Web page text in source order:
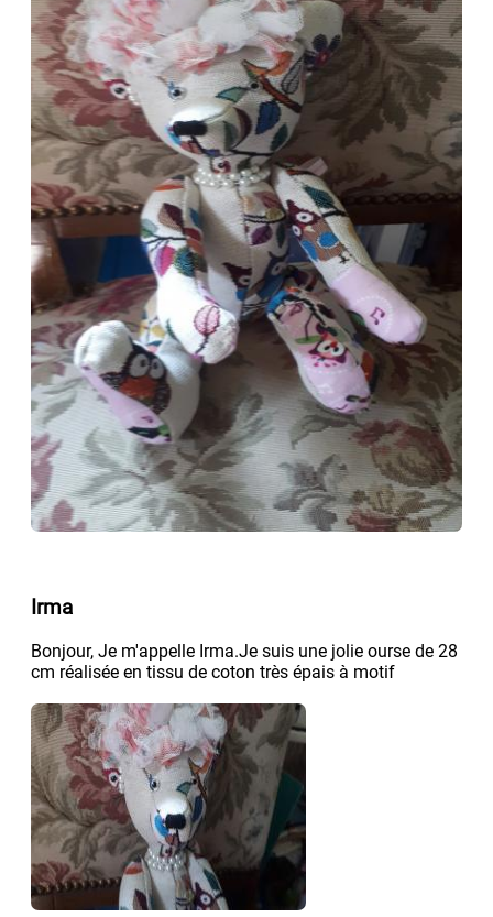
Irma
Bonjour, Je m'appelle Irma.Je suis une jolie ourse de 28
cm réalisée en tissu de coton très épais à motif